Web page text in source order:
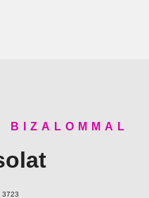
BIZALOMMAL
3723